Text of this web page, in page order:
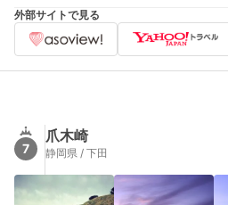
外部サイトで見る
7
爪木崎
静岡県 / 下田